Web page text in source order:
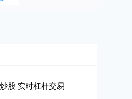
股 实时杠杆交易